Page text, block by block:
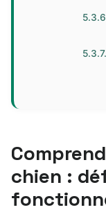
chien :